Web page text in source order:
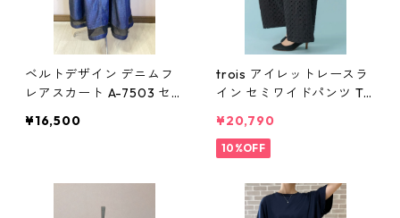
ベルトデザイン デニムフ
レアスカート A-7503 セ
Mサイズ レディース Les A
¥16,500
trois アイレットレースラ
イン セミワイドパンツ T2
ワ Mサイズ
¥20,790
10%OFF